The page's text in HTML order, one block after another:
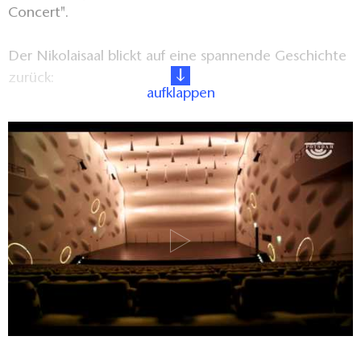
Concert".
Der Nikolaisaal blickt auf eine spannende Geschichte
zurück:
Das heutige Gebäude ist bereits das dritte Bauwerk
an dieser Stelle. Im 18. Jahrhundert wurde es
ursprünglich als Wohnhaus errichtet und im Laufe der
Zeit um weitere Anbauten und Fabrikanlagen im Hof
erweitert. Die evangelische Nikolaigemeinde kaufte
1904 das Grundstück, um sich im Hof einen
Gemeindesaal bauen zu lassen. Während
Luftangriffen im Zweiten Weltkrieg kam es zu
schweren Schäden am Gebäude. Bald nach
Kriegsende konnten mit Unterstützung und im
Interesse der Rundfunksendeanstalt Potsdam erste
aufklappen